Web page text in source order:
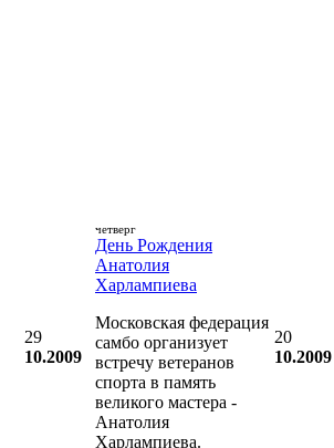
29
10.2009
четверг
День Рождения
Анатолия
Харлампиева
Московская федерация
самбо организует
встречу ветеранов
спорта в память
великого мастера -
Анатолия
Харлампиева.
20
10.2009